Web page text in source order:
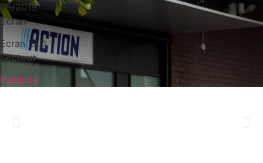
05/2019
Ecran
Ecran LED
Secteur
Publicité